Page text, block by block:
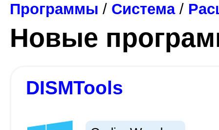
Программы / Система/
Новые
DISMTools